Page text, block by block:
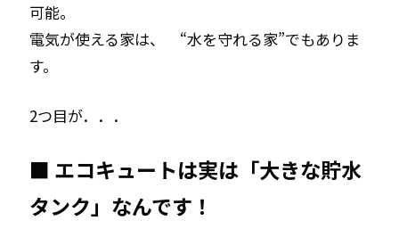
可能。
電気が使える家は、 “水を守れる家”でもありま
す。
2つ目が．．．
■ エコキュートは実は「大きな貯水
タンク」なんです！